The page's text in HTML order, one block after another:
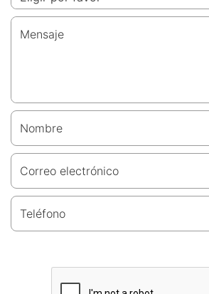
Mensaje
Nombre
Correo electrónico
Teléfono